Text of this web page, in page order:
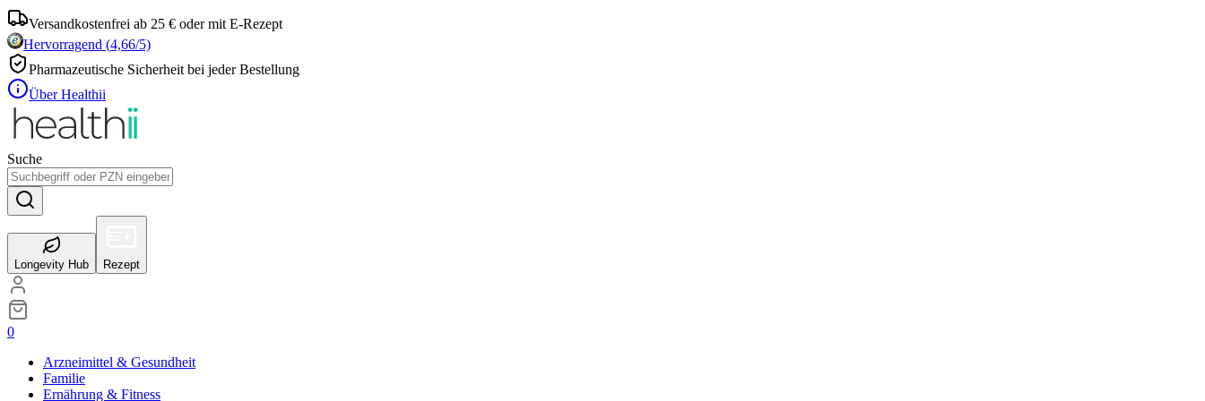
Versandkostenfrei ab 25 € oder mit E-Rezept
Hervorragend (4,66/5)
Pharmazeutische Sicherheit bei jeder Bestellung
Über Healthii
Suche
Longevity Hub Rezept
0
Arzneimittel & Gesundheit
Familie
Ernährung & Fitness